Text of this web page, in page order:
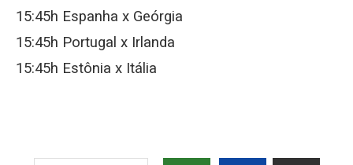
15:45h Espanha x Geórgia
15:45h Portugal x Irlanda
15:45h Estônia x Itália